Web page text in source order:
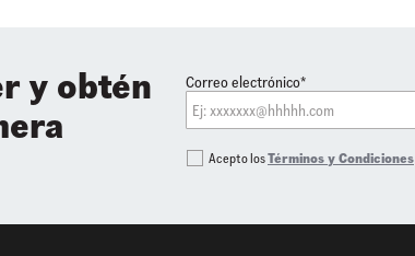
y obtén
Correo electrónico*
Acepto losTérminos y Condiciones